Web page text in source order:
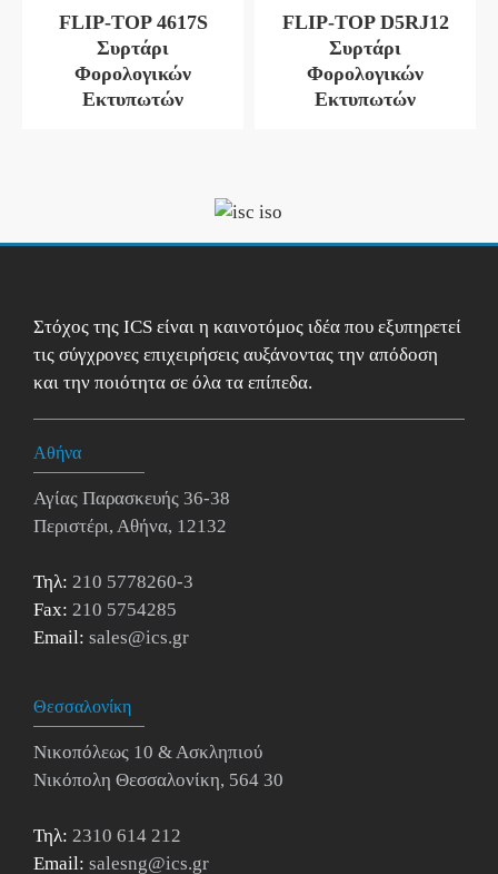
FLIP-TOP 4617S
Συρτάρι
Φορολογικών
Εκτυπωτών
FLIP-TOP D5RJ12
Συρτάρι
Φορολογικών
Εκτυπωτών
Στόχος της ICS είναι η καινοτόμος ιδέα που εξυπηρετεί
τις σύγχρονες επιχειρήσεις αυξάνοντας την απόδοση
και την ποιότητα σε όλα τα επίπεδα.
Αθήνα
Αγίας Παρασκευής 36-38
Περιστέρι, Αθήνα, 12132
Τηλ: 210 5778260-3
Fax: 210 5754285
Email: sales@ics.gr
Θεσσαλονίκη
Νικοπόλεως 10 & Ασκληπιού
Νικόπολη Θεσσαλονίκη, 564 30
Τηλ: 2310 614 212
Email: salesng@ics.gr